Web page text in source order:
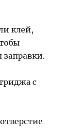
клей,
заправки.
с